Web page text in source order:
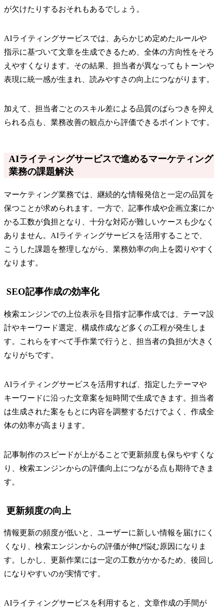
が欠けたりするおそれもあるでしょう。
AIライティングサービスでは、あらかじめ定めたルールや
指示に基づいて文章を生成できるため、全体の方向性をそろ
えやすくなります。その結果、担当者が異なってもトーンや
表現に統一感が生まれ、読みやすさの向上につながります。
加えて、担当者ごとのスキル差による品質のばらつきを抑え
られる点も、業務改善の観点から評価できるポイントです。
AIライティングサービスで進めるマーケティング
業務の課題解決
マーケティング業務では、継続的な情報発信と一定の品質を
保つことが求められます。一方で、記事作成や企画立案にか
かる工数が負担となり、十分な対応が難しいケースも少なく
ありません。AIライティングサービスを活用することで、
こうした課題を整理しながら、業務効率の向上を図りやすく
なります。
SEO記事作成の効率化
検索エンジンでの上位表示を目指す記事作成では、テーマ設
計やキーワード選定、構成作成など多くの工程が発生しま
す。これらをすべて手作業で行うと、担当者の負担が大きく
なりがちです。
AIライティングサービスを活用すれば、指定したテーマや
キーワードに沿った文章案を短時間で生成できます。担当者
は生成された案をもとに内容を調整するだけでよく、作成全
体の効率が高まります。
記事制作のスピードが上がることで更新頻度も保ちやすくな
り、検索エンジンからの評価向上につながる点も期待できま
す。
更新頻度の向上
情報更新の頻度が低いと、ユーザーに新しい情報を届けにく
くなり、検索エンジンからの評価が伸び悩む原因になりま
す。しかし、更新作業には一定の工数がかかるため、後回し
になりやすいのが実情です。
AIライティングサービスを利用すると、文章作成の手間が